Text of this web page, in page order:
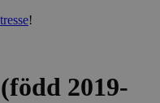
!
2019-